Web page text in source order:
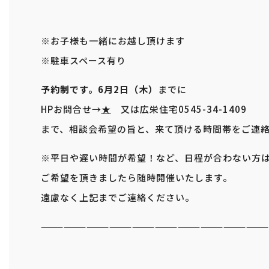
※お子様も一緒にお越し頂けます
※駐車スペース有り
予約制です。6月2日（木）
までに
HPお問合せ→★ 又は広栄住宅0545-34-1409
まで、相談会希望の旨と、来て頂ける時間帯をご連絡
※平日や遅い時間が希望！など、日程が合わない方
ご希望を頂きましたら随時開催いたします。
遠慮なく上記までご連絡ください。